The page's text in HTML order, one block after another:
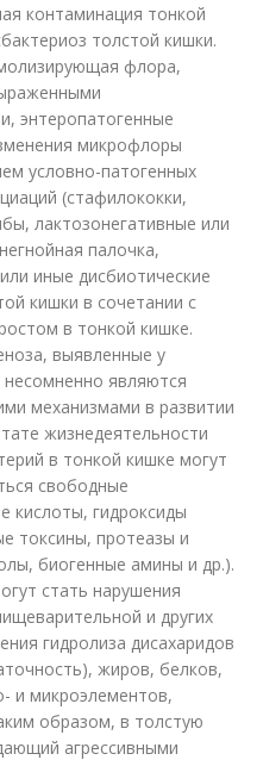
контаминация тонкой
толстой кишки.
флора,
энтеропатогенные
микрофлоры
условно-патогенных
(стафилококки,
лактозонегативные или
палочка,
иные дисбиотические
кишки в сочетании с
в тонкой кишке.
выявленные у
являются
механизмами в развитии
жизнедеятельности
в тонкой кишке могут
свободные
кислоты, гидроксиды
токсины, протеазы и
биогенные амины и др.).
стать нарушения
и других
гидролиза дисахаридов
жиров, белков,
и микроэлементов,
образом, в толстую
агрессивными